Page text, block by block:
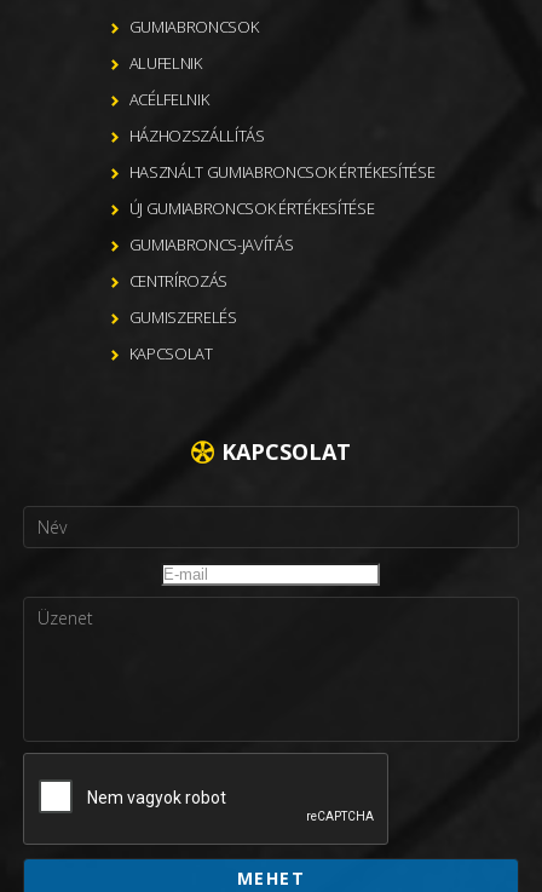
GUMIABRONCSOK
ALUFELNIK
ACÉLFELNIK
HÁZHOZSZÁLLÍTÁS
HASZNÁLT GUMIABRONCSOK ÉRTÉKESÍTÉSE
ÚJ GUMIABRONCSOK ÉRTÉKESÍTÉSE
GUMIABRONCS-JAVÍTÁS
CENTRÍROZÁS
GUMISZERELÉS
KAPCSOLAT
KAPCSOLAT